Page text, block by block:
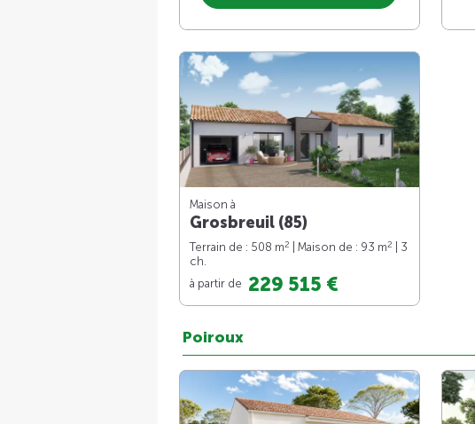
Maison à
Grosbreuil (85)
Terrain de : 508 m2 | Maison de : 93 m2
| 3
ch.
à partir de 229 515 €
Poiroux